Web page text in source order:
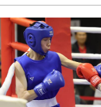
的辛苦又令人敬佩！」